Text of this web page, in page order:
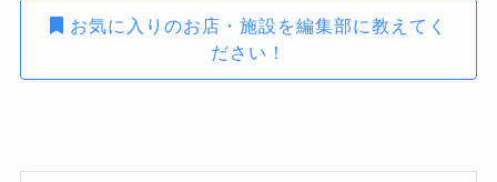
お気に入りのお店・施設を編集部に教えてく
ださい！